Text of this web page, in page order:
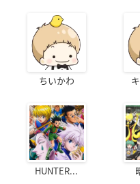
ちいかわ
HUNTER...